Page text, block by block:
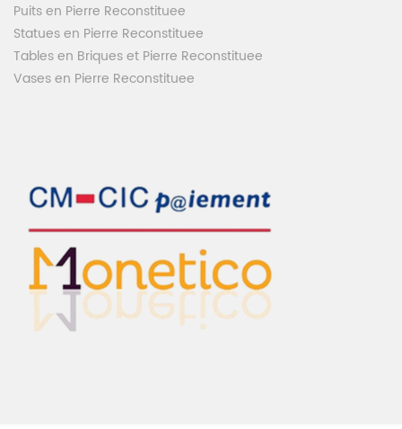
Puits en Pierre Reconstituee
Statues en Pierre Reconstituee
Tables en Briques et Pierre Reconstituee
Vases en Pierre Reconstituee